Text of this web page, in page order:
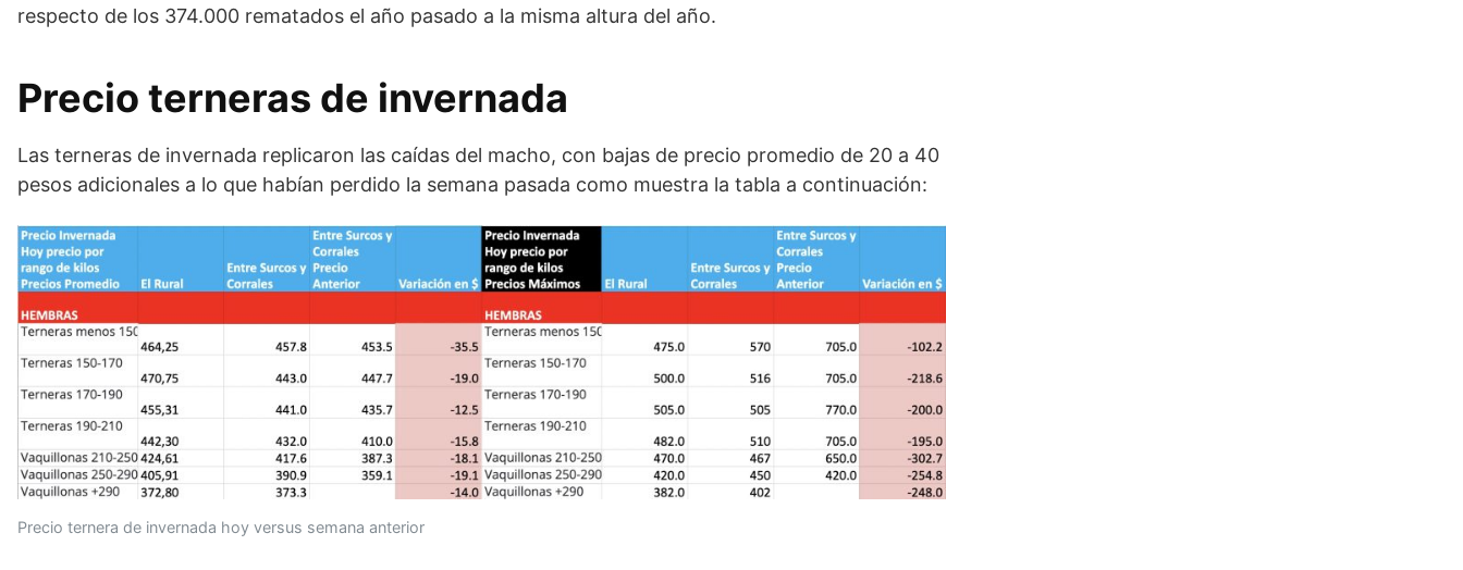
respecto de los 374.000 rematados el año pasado a la misma altura del año.
Precio terneras de invernada
Las terneras de invernada replicaron las caídas del macho, con bajas de precio promedio de 20 a 40
pesos adicionales a lo que habían perdido la semana pasada como muestra la tabla a continuación:
Precio ternera de invernada hoy versus semana anterior